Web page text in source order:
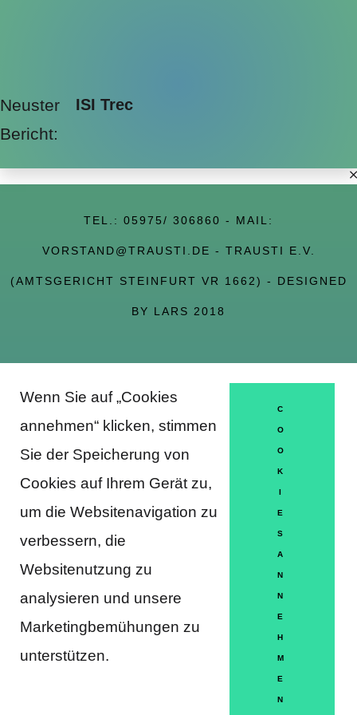
Neuster
Bericht:
ISI Trec
TEL.: 05975/ 306860 - MAIL:
VORSTAND@TRAUSTI.DE - TRAUSTI E.V.
(AMTSGERICHT STEINFURT VR 1662) - DESIGNED
BY LARS 2018
About Trausti e.V.
MITGLIEDSCHAFT
HÄUFIGE FRAGEN
KONTAKT
IMPRESSUM
Wenn Sie auf „Cookies
annehmen“ klicken, stimmen
Sie der Speicherung von
Cookies auf Ihrem Gerät zu,
um die Websitenavigation zu
verbessern, die
Websitenutzung zu
analysieren und unsere
Marketingbemühungen zu
unterstützen.
C
O
O
K
I
E
S
A
N
N
E
H
M
E
N